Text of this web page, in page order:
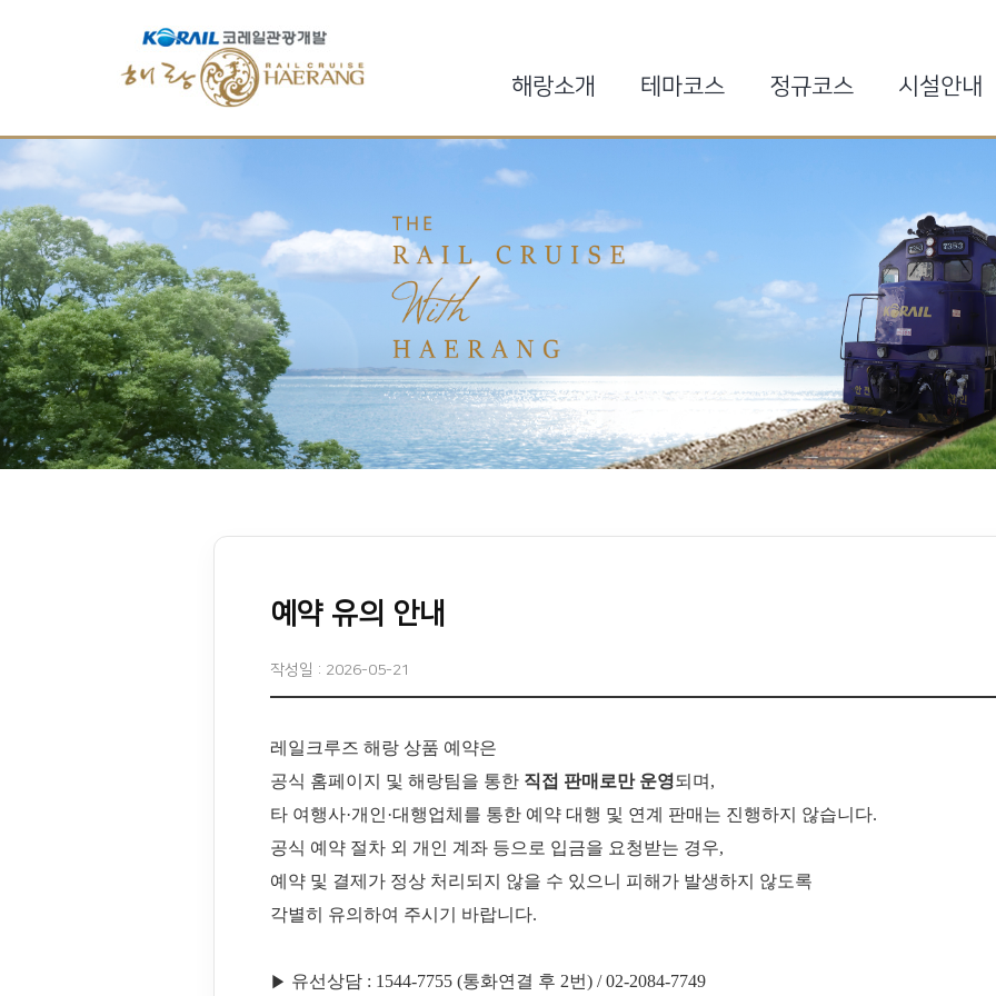
해랑소개 테마코스 정규코스 시설안내
예약 유의 안내
작성일 : 2026-05-21
레일크루즈 해랑 상품 예약은
공식 홈페이지 및 해랑팀을 통한 직접 판매로만 운영되며,
타 여행사·개인·대행업체를 통한 예약 대행 및 연계 판매는 진행하지 않습니다.
공식 예약 절차 외 개인 계좌 등으로 입금을 요청받는 경우,
예약 및 결제가 정상 처리되지 않을 수 있으니 피해가 발생하지 않도록
각별히 유의하여 주시기 바랍니다.
▶ 유선상담 : 1544-7755 (통화연결 후 2번) / 02-2084-7749